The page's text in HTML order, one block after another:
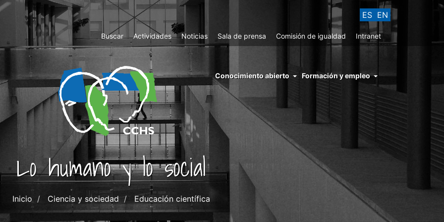
ES EN
Top
Menu
Buscar Actividades Noticias Sala de prensa Comisión de igualdad Intranet
menu
right
cchs
conocimiento
abierto
Conocimiento abierto Formación y empleo
Lo humano y lo social
Inicio Ciencia y sociedad Educación científica